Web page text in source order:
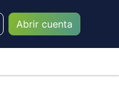
Abrir cuenta